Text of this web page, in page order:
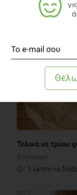
2 λεπτά να
Τελικά να τρώω
Διατροφή
1 λεπτό να